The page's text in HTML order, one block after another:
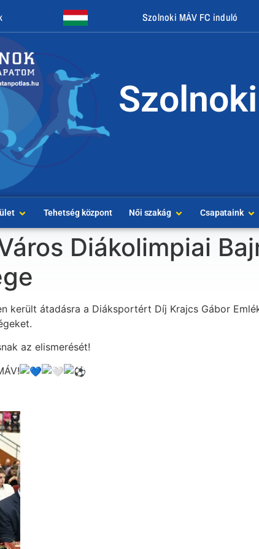
Szolnoki MÁV FC induló
Tehetség központ Női szakág Csapataink
Diákolimpiai
került átadásra a Diáksportért Díj Krajcs Gábor
az elismerését!